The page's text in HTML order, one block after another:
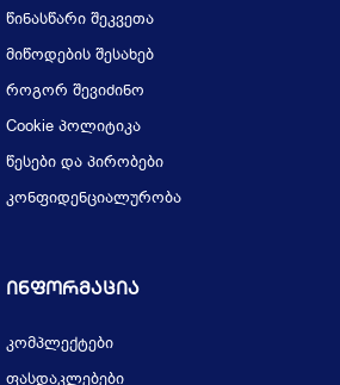
წინასწარი შეკვეთა
მიწოდების შესახებ
როგორ შევიძინო
Cookie პოლიტიკა
წესები და პირობები
კონფიდენციალურობა
Ინფორმაცია
კომპლექტები
ფასდაკლებები